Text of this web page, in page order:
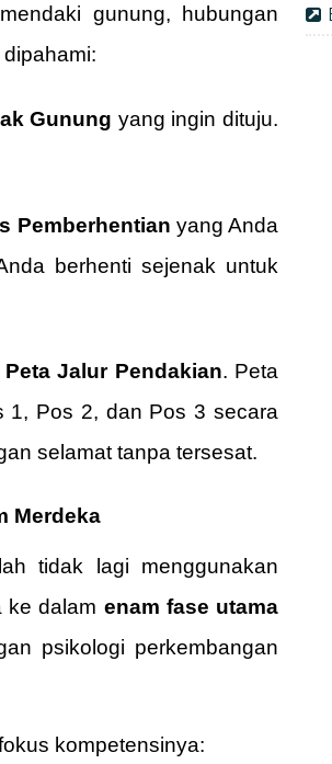
gunung, hubungan
Gunung yang ingin dituju.
Pemberhentian yang Anda
berhenti sejenak untuk
Peta Jalur Pendakian. Peta
1, Pos 2, dan Pos 3 secara
selamat tanpa tersesat.
Merdeka
tidak lagi menggunakan
ke dalam enam fase utama
psikologi perkembangan
kompetensinya: